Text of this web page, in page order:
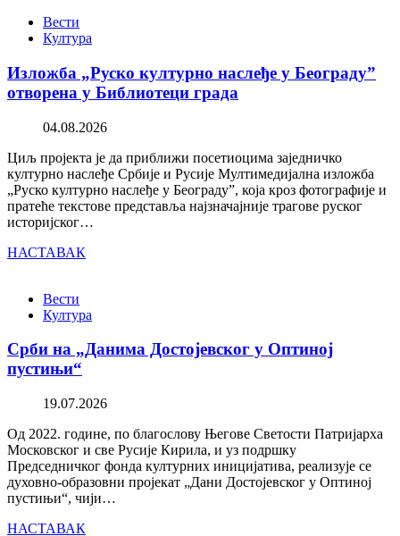
Вести
Култура
Изложба „Руско културно наслеђе у Београду”
отворена у Библиотеци града
04.08.2026
Циљ пројекта је да приближи посетиоцима заједничко
културно наслеђе Србије и Русије Мултимедијална изложба
„Руско културно наслеђе у Београду”, која кроз фотографије и
пратеће текстове представља најзначајније трагове руског
историјског…
НАСТАВАК
Вести
Култура
Срби на „Данима Достојевског у Оптиној
пустињи“
19.07.2026
Од 2022. године, по благослову Његове Светости Патријарха
Московског и све Русије Кирила, и уз подршку
Председничког фонда културних иницијатива, реализује се
духовно-образовни пројекат „Дани Достојевског у Оптиној
пустињи“, чији…
НАСТАВАК